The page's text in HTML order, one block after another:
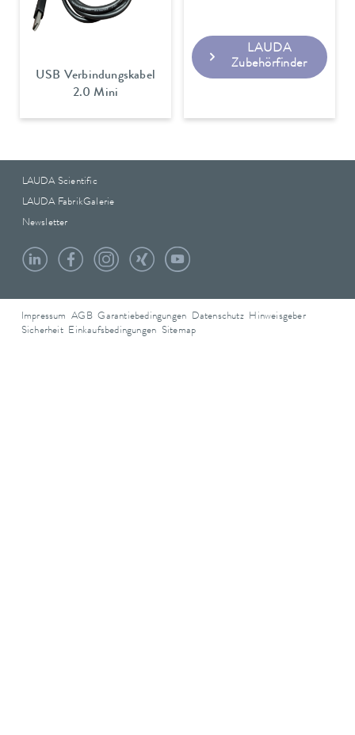
USB Verbindungskabel
2.0 Mini
LAUDA
Zubehörfinder
LAUDA Scientific
LAUDA FabrikGalerie
Newsletter
Impressum AGB Garantiebedingungen Datenschutz Hinweisgeber
Sicherheit Einkaufsbedingungen Sitemap